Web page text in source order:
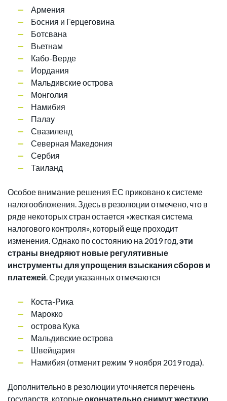
Армения
Босния и Герцеговина
Ботсвана
Вьетнам
Кабо-Верде
Иордания
Мальдивские острова
Монголия
Намибия
Палау
Свазиленд
Северная Македония
Сербия
Таиланд
Особое внимание решения ЕС приковано к системе
налогообложения. Здесь в резолюции отмечено, что в
ряде некоторых стран остается «жесткая система
налогового контроля», который еще проходит
изменения. Однако по состоянию на 2019 год,эти
страны внедряют новые регулятивные
инструменты для упрощения взыскания сборов и
платежей. Среди указанных отмечаются
Коста-Рика
Марокко
острова Кука
Мальдивские острова
Швейцария
Намибия (отменит режим 9 ноября 2019 года).
Дополнительно в резолюции уточняется перечень
государств, которыеокончательно снимут жесткую